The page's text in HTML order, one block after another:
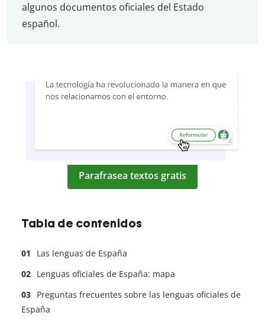
algunos documentos oficiales del Estado
español.
Parafrasea textos gratis
Tabla de contenidos
Las lenguas de España
Lenguas oficiales de España: mapa
Preguntas frecuentes sobre las lenguas oficiales de
España